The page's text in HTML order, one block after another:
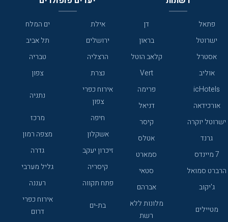
פתאל
דן
ישרוטל
בראון
אסטרל
קלאב הוטל
אוליב
Vert
icHotels
פרימה
אורכידאה
דניאל
ישרוטל יוקרה
קיסר
גרנד
אטלס
7 מיינדס
סמארט
הרברט סמואל
סטאי
ג'יקוב
אברהם
מטיילים
מלונות ללא
רשת
אילת
ים המלח
ירושלים
תל אביב
הרצליה
טבריה
נצרת
צפון
אירוח כפרי
צפון
נתניה
חיפה
מרכז
אשקלון
מצפה רמון
זיכרון יעקב
גדרה
קיסריה
גליל מערבי
פתח תקווה
רעננה
בת-ים
אירוח כפרי
דרום